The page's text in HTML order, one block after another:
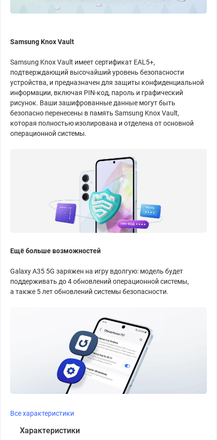
Samsung Knox Vault
Samsung Knox Vault имеет сертификат EAL5+,
подтверждающий высочайший уровень безопасности
устройства, и предназначен для защиты конфиденциальной
информации, включая PIN-код, пароль и графический
рисунок. Ваши зашифрованные данные могут быть
безопасно перенесены в память Samsung Knox Vault,
которая полностью изолирована и отделена от основной
операционной системы.
Ещё больше возможностей
Galaxy A35 5G заряжен на игру вдолгую: модель будет
поддерживать до 4 обновлений операционной системы,
а также 5 лет обновлений системы безопасности.
Все характеристики
Характеристики